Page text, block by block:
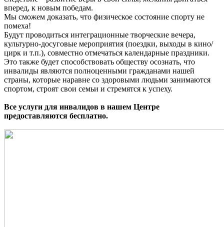
вперед, к новым победам.
Мы сможем доказать, что физическое состояние спорту не
помеха!
Будут проводиться интеграционные творческие вечера,
культурно-досуговые мероприятия (поездки, выходы в кино/
цирк и т.п.), совместно отмечаться календарные праздники.
Это также будет способствовать обществу осознать, что
инвалиды являются полноценными гражданами нашей
страны, которые наравне со здоровыми людьми занимаются
спортом, строят свои семьи и стремятся к успеху.
Все услуги для инвалидов в нашем Центре
предоставляются бесплатно.